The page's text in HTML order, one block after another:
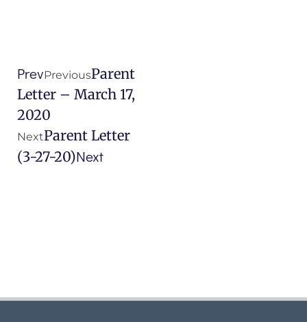
PrevPreviousParent
Letter – March 17,
2020
NextParent Letter
(3-27-20)Next